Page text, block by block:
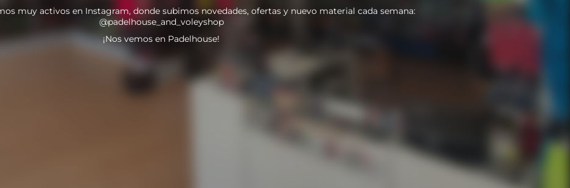
muy activos en Instagram, donde subimos novedades, ofertas y nuevo material cada semana:
@padelhouse_and_voleyshop
¡Nos vemos en Padelhouse!